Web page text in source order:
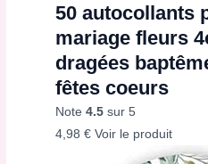
50 autocollants
mariage fleurs
dragées
fêtes coeurs
Note4.5 sur 5
4,98€ Voir le produit